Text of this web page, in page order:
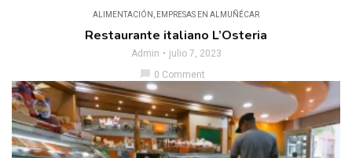
ALIMENTACIÓN EMPRESAS EN ALMUÑÉCAR
Restaurante italiano L’Osteria
Admin
julio 7, 2023
0 Comment